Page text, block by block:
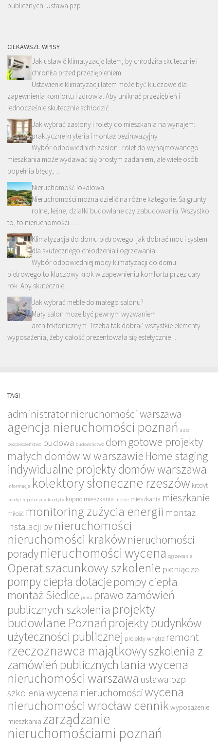
publicznych. Ustawa pzp
CIEKAWSZE WPISY
Jak ustawić klimatyzację latem, by chłodziła skutecznie i
chroniła przed przeziębieniem
Ustawienie klimatyzacji latem może być kluczowe dla
zapewnienia komfortu i zdrowia. Aby uniknąć przeziębień i
jednocześnie skutecznie schłodzić …
Jak wybrać zasłony i rolety do mieszkania na wynajem:
praktyczne kryteria i montaż bezinwazyjny
Wybór odpowiednich zasłon i rolet do wynajmowanego
mieszkania może wydawać się prostym zadaniem, ale wiele osób
popełnia błędy, …
Nieruchomość lokalowa
Nieruchomości można dzielić na różne kategorie. Są grunty
rolne, leśne, działki budowlane czy zabudowania. Wszystko
to, to nieruchomości. …
Klimatyzacja do domu piętrowego: jak dobrać moc i system
dla skutecznego chłodzenia i ogrzewania
Wybór odpowiedniej mocy klimatyzacji do domu
piętrowego to kluczowy krok w zapewnieniu komfortu przez cały
rok. Aby skutecznie …
Jak wybrać meble do małego salonu?
Mały salon może być pewnym wyzwaniem
architektonicznym. Trzeba tak dobrać wszystkie elementy
wyposażenia, żeby całość prezentowała się estetycznie …
TAGI
administrator nieruchomości warszawa
agencja nieruchomości poznań auta
bezpieczeństwo budowa budownictwo dom gotowe projekty
małych domów w warszawie Home staging
indywidualne projekty domów warszawa
informacje kolektory słoneczne rzeszów kredyt
kredyt hipoteczny kredyty kupno mieszkania meble mieszkania mieszkanie
miłość monitoring zużycia energii montaż
instalacji pv nieruchomości
nieruchomości krakównieruchomości
poradynieruchomości wycena ogrzewanie
Operat szacunkowy szkolenie pieniądze
pompy ciepła dotacjepompy ciepła
montaż Siedlce praca prawo zamówień
publicznych szkolenia projekty
budowlane Poznańprojekty budynków
użyteczności publicznej projekty wnętrz remont
rzeczoznawca majątkowyszkolenia z
zamówień publicznychtania wycena
nieruchomości warszawa ustawa pzp
szkolenia wycena nieruchomościwycena
nieruchomości wrocław cennik wyposażenie
mieszkania zarządzanie
nieruchomościami poznań